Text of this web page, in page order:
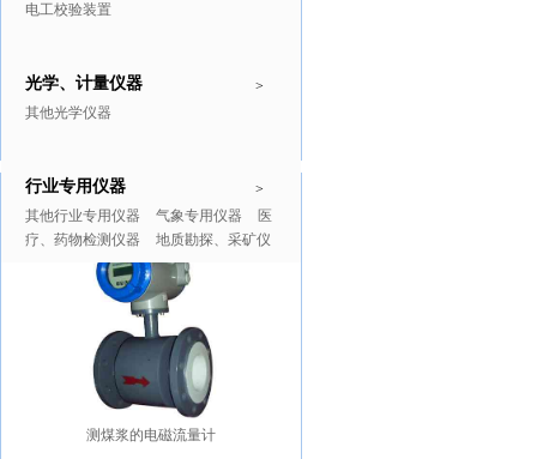
电工校验装置
>
光学、计量仪器
其他光学仪器
>
行业专用仪器
其他行业专用仪器 气象专用仪器
医
疗、药物检测仪器
地质勘探、采矿仪
推广商品 更多>>
测煤浆的电磁流量计